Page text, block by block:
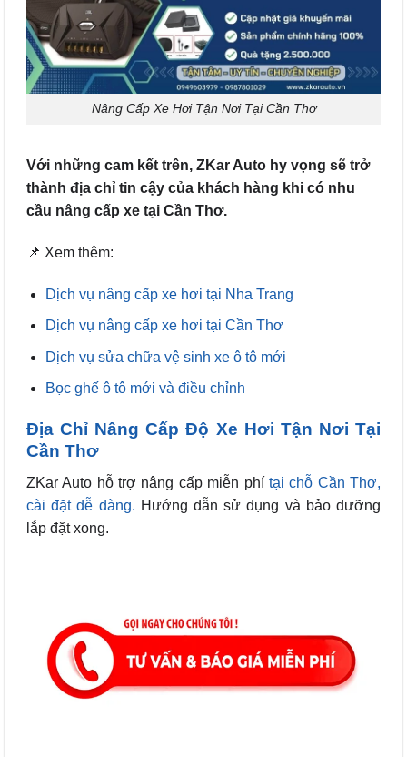
Nâng Cấp Xe Hơi Tận Nơi Tại Cần Thơ
Với những cam kết trên, ZKar Auto hy vọng sẽ trở
thành địa chỉ tin cậy của khách hàng khi có nhu
cầu nâng cấp xe tại Cần Thơ.
📌 Xem thêm:
Dịch vụ nâng cấp xe hơi tại Nha Trang
Dịch vụ nâng cấp xe hơi tại Cần Thơ
Dịch vụ sửa chữa vệ sinh xe ô tô mới
Bọc ghế ô tô mới và điều chỉnh
Địa Chỉ Nâng Cấp Độ Xe Hơi Tận Nơi Tại
Cần Thơ
ZKar Auto hỗ trợ nâng cấp miễn phí tại chỗ Cần Thơ,
cài đặt dễ dàng. Hướng dẫn sử dụng và bảo dưỡng
lắp đặt xong.